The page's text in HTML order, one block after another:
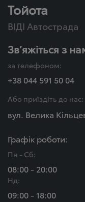
Тойота
ВІДІ Автострада
Зв’яжіться з
за телефоном:
+38 044 591 50 04
Або приїздіть до нас:
вул. Велика
Графік роботи:
Пн - Сб:
08:00 - 20:00
Нд:
09:00 - 18:00